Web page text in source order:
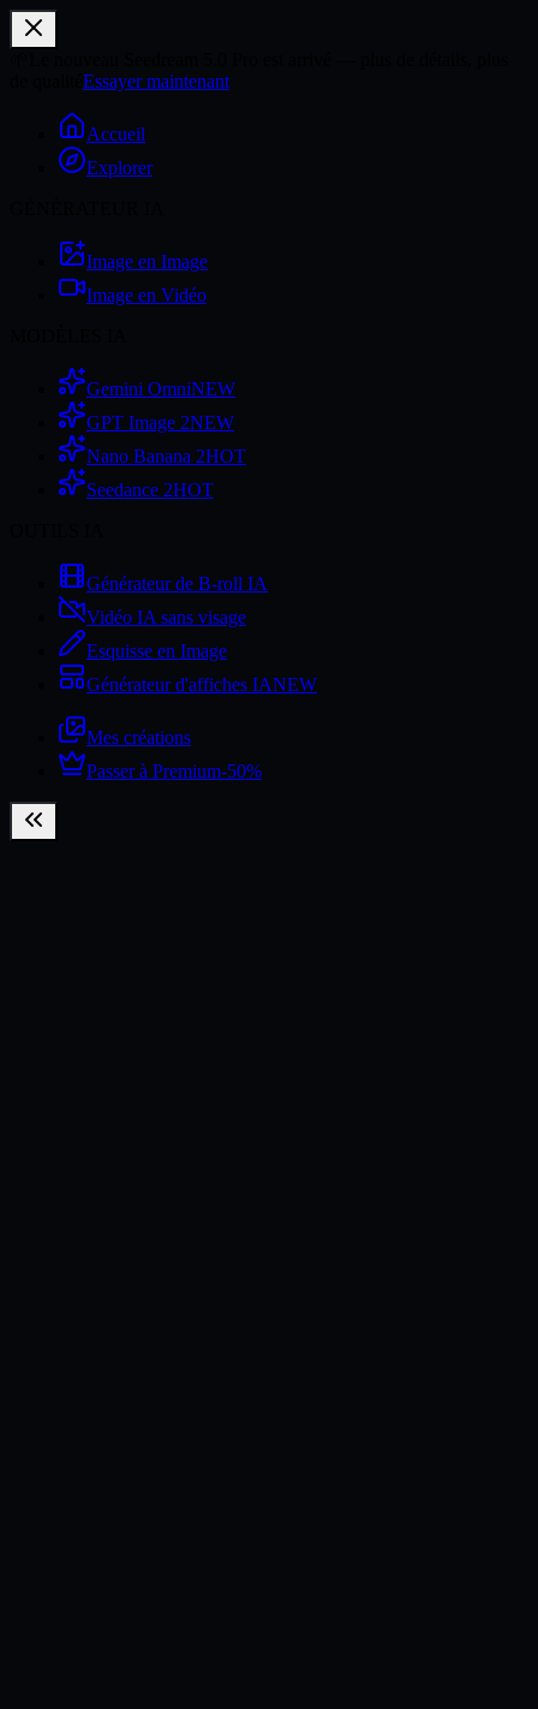
Essayer maintenant
Accueil
Explorer
Image en Image
Image en Vidéo
Gemini OmniNEW
GPT Image 2NEW
Nano Banana 2HOT
Seedance 2HOT
Générateur de B-roll IA
Vidéo IA sans visage
Esquisse en Image
Générateur d'affiches IANEW
Mes créations
Passer à Premium-50%